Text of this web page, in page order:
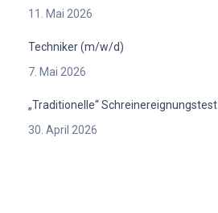
11. Mai 2026
Techniker (m/w/d)
7. Mai 2026
„Traditionelle“ Schreinereignungstest
30. April 2026